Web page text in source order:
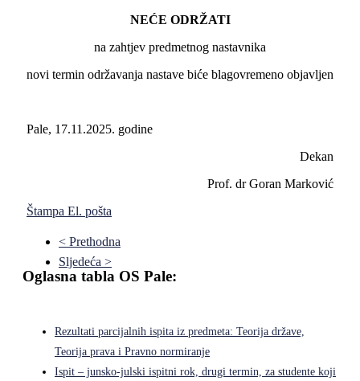
NEĆE ODRŽATI
na zahtjev predmetnog nastavnika
novi termin održavanja nastave biće blagovremeno objavljen
Pale, 17.11.2025. godine
Dekan
Prof. dr Goran Marković
Štampa El. pošta
< Prethodna
Sljedeća >
Oglasna tabla OS Pale:
Rezultati parcijalnih ispita iz predmeta: Teorija države,
Teorija prava i Pravno normiranje
Ispit – junsko-julski ispitni rok, drugi termin, za studente koji